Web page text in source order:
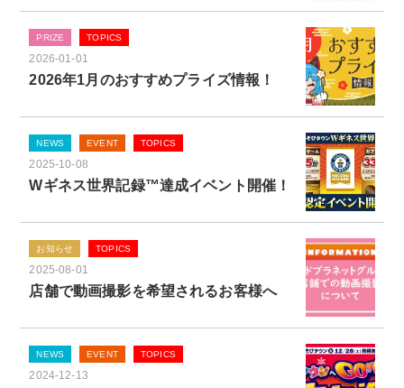
PRIZE TOPICS
2026-01-01
2026年1月のおすすめプライズ情報！
NEWS EVENT TOPICS
2025-10-08
Wギネス世界記録™達成イベント開催！
お知らせ TOPICS
2025-08-01
店舗で動画撮影を希望されるお客様へ
NEWS EVENT TOPICS
2024-12-13